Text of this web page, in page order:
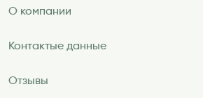
О компании
Контактые данные
Отзывы